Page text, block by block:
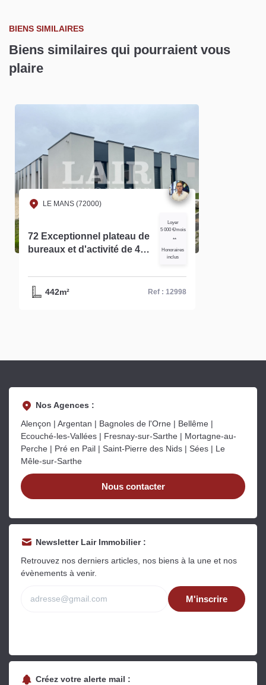
BIENS SIMILAIRES
Biens similaires qui pourraient vous
plaire
LE MANS (72000)
72 Exceptionnel plateau de
bureaux et d'activité de 440
Réf-12998
Loyer
5 000 €/mois
**
Honoraires
inclus
442m² Ref : 12998
Nos Agences :
Alençon | Argentan | Bagnoles de l'Orne | Bellême |
Ecouché-les-Vallées | Fresnay-sur-Sarthe | Mortagne-au-
Perche | Pré en Pail | Saint-Pierre des Nids | Sées | Le
Mêle-sur-Sarthe
Nous contacter
Newsletter Lair Immobilier :
Retrouvez nos derniers articles, nos biens à la une et nos
évènements à venir.
M'inscrire
Créez votre alerte mail :